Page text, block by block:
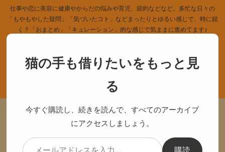
仕事や恋に美容に健康やからだの悩みや育児、節約などなど。多忙な日々の
「もやもやした疑問」「気づいたコト」などまったりとゆるい感じで、時に鋭
く？「おまとめ」「キュレーション」的な感じで気ままに進めてます♪
ホーム 記事一覧
カテゴリー
プライバシーポリシー サイトマップ
猫の手も借りたいをもっと見
る
今すぐ購読し、続きを読んで、すべてのアーカイブ
にアクセスしましょう。